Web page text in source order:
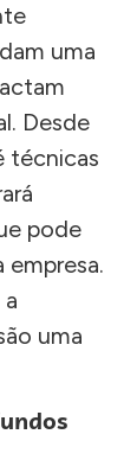
uma
Desde
técnicas
pode
uma